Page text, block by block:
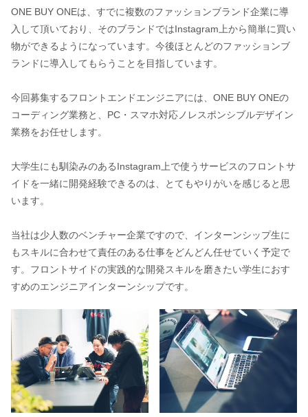
ONE BUY ONEは、すでに複数のファッションブランド企業に導
入して頂いており、そのブランドではInstagram上から簡単に買い
物ができるようになっています。今後ほとんどのファッションブ
ランドに導入してもらうことを目指しています。
今回募集するフロントエンドエンジニアには、ONE BUY ONEの
コーディング業務と、PC・スマホ対応ノレスポンシブルデザイン
業務をお任せします。
大学生にも馴染みのあるInstagram上で使うサービスのフロントサ
イドを一緒に開発経験できるのは、とてもやりがいを感じると思
います。
当社は少人数のベンチャー企業ですので、インターンシップ生に
もスキルに合わせて責任のある仕事をどんどん任せていく予定で
す。フロントサイドの実践的な開発スキルを磨きたい学生におす
すめのエンジニアインターンシップです。